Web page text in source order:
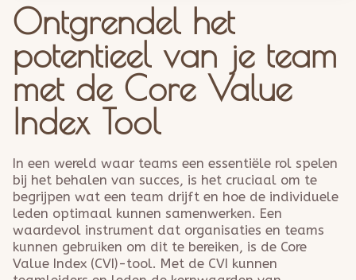
Ontgrendel het
potentieel van je team
met de Core Value
Index Tool
In een wereld waar teams een essentiële rol spelen
bij het behalen van succes, is het cruciaal om te
begrijpen wat een team drijft en hoe de individuele
leden optimaal kunnen samenwerken. Een
waardevol instrument dat organisaties en teams
kunnen gebruiken om dit te bereiken, is de Core
Value Index (CVI)-tool. Met de CVI kunnen